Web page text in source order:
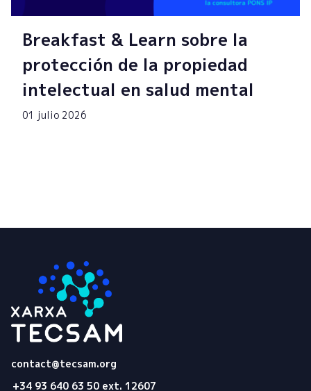
Breakfast & Learn sobre la
protección de la propiedad
intelectual en salud mental
01 julio 2026
contact@tecsam.org
+34 93 640 63 50 ext. 12607